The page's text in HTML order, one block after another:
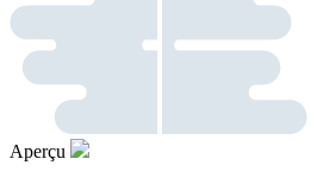
Aperçu